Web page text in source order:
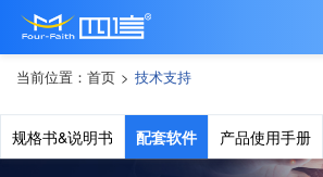
当前位置： 首页 > 技术支持
规格书&说明书 配套软件 产品使用手册